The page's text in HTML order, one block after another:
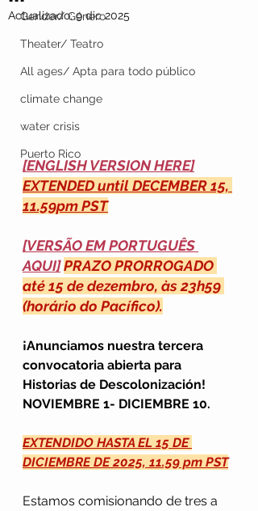
Gender/ Género
Theater/ Teatro
All ages/ Apta para todo público
climate change
water crisis
Puerto Rico
Actualizado:9 dic 2025
[ENGLISH VERSION HERE]
EXTENDED until DECEMBER 15,
11.59pm PST
[VERSÃO EM PORTUGUÊS
AQUI]PRAZO PRORROGADO
até 15 de dezembro, às 23h59
(horário do Pacífico).
¡Anunciamos nuestra tercera
convocatoria abierta para
Historias de Descolonización!
NOVIEMBRE 1- DICIEMBRE 10.
EXTENDIDO HASTA EL 15 DE
DICIEMBRE DE 2025, 11.59 pm PST
Estamos comisionando de tres a